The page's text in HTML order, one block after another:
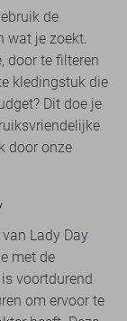
de
wat je zoekt.
door te filteren
kledingstuk die
Dit doe je
door onze
Lady Day
met de
voortdurend
om ervoor te